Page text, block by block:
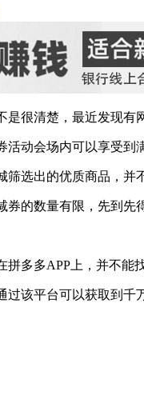
很清楚，最近发现有
动会场内可以享受到
选出的优质商品，并
的数量有限，先到先
多多APP上，并不能
该平台可以获取到千